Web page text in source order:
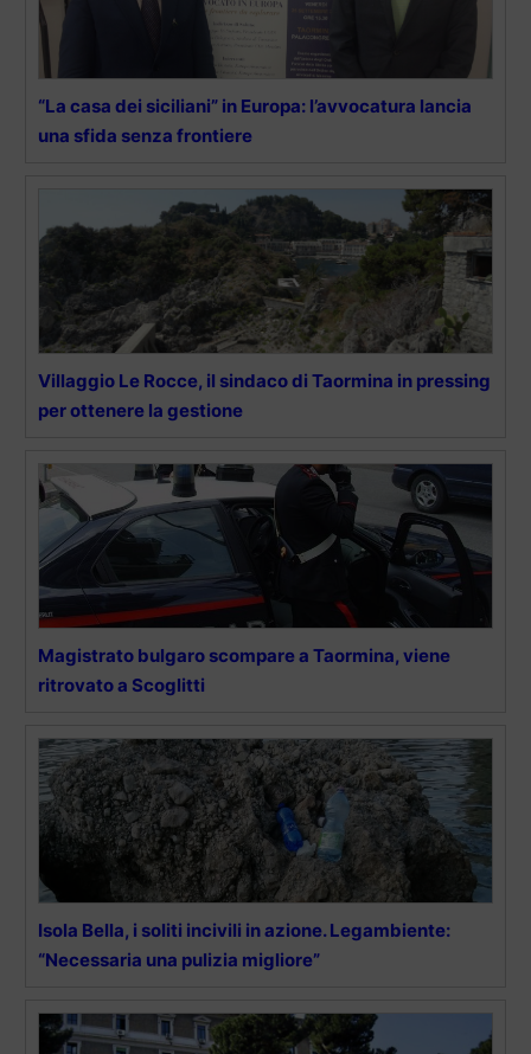
“La casa dei siciliani” in Europa: l’avvocatura lancia
una sfida senza frontiere
Villaggio Le Rocce, il sindaco di Taormina in pressing
per ottenere la gestione
Magistrato bulgaro scompare a Taormina, viene
ritrovato a Scoglitti
Isola Bella, i soliti incivili in azione. Legambiente:
“Necessaria una pulizia migliore”